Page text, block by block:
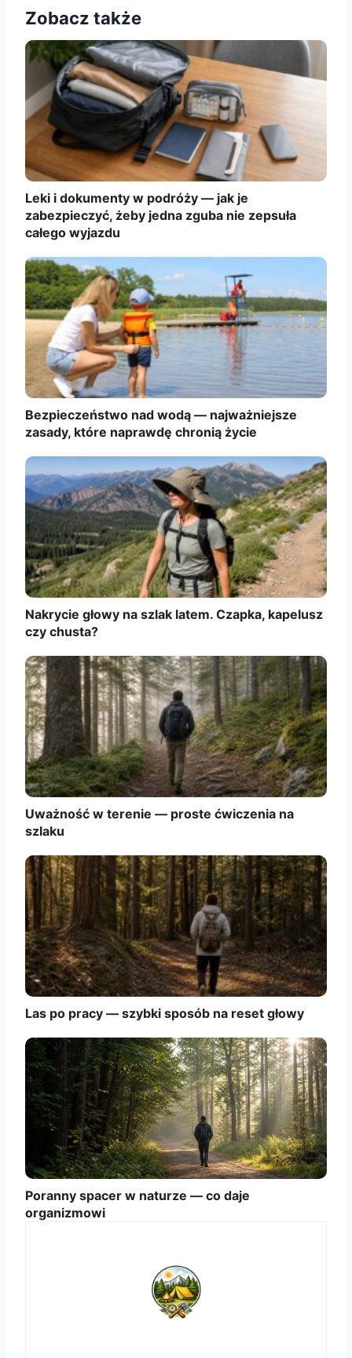
Zobacz także
Leki i dokumenty w podróży — jak je
zabezpieczyć, żeby jedna zguba nie zepsuła
całego wyjazdu
Bezpieczeństwo nad wodą — najważniejsze
zasady, które naprawdę chronią życie
Nakrycie głowy na szlak latem. Czapka, kapelusz
czy chusta?
Uważność w terenie — proste ćwiczenia na
szlaku
Las po pracy — szybki sposób na reset głowy
Poranny spacer w naturze — co daje
organizmowi